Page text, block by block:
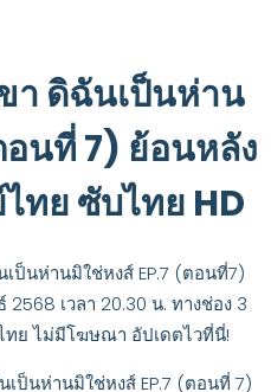
า ดิฉันเป็นห่าน
อนที่ 7) ย้อนหลัง
ไทย ซับไทย HD
ป็นห่านมิใช่หงส์ EP.7 (ตอนที่7)
เวลา 20.30 น. ทางช่อง 3
ทย ไม่มีโฆษณา อัปเดตไวที่นี่!
ป็นห่านมิใช่หงส์ EP.7 (ตอนที่ 7)